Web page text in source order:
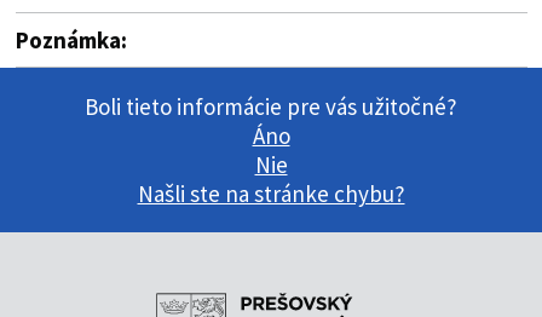
Poznámka:
Boli tieto informácie pre vás užitočné?
Áno
Nie
Našli ste na stránke chybu?